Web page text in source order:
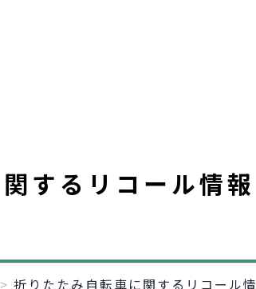
するリコール情
> 折りたたみ自転車に関するリコール